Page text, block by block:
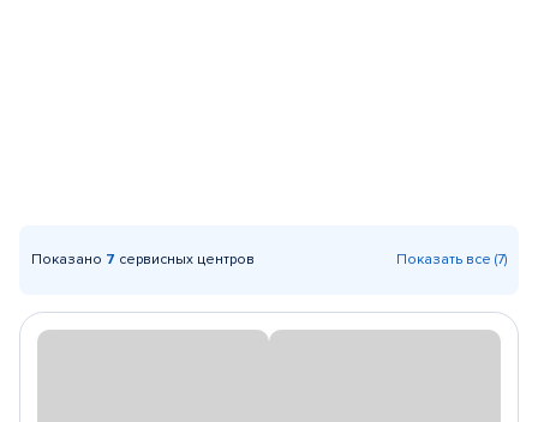
Показано 7 сервисных центров Показать все (7)